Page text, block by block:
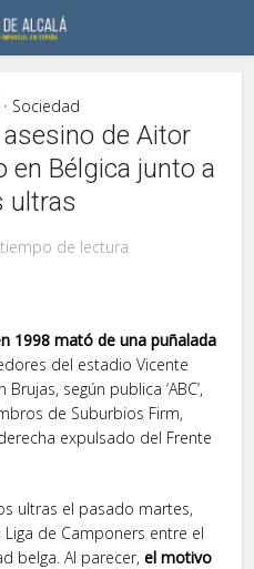
• Sociedad
de Aitor
en Bélgica junto a
ultras
de lectura
1998 mató de una puñalada
del estadio Vicente
según publica ‘ABC’,
de Suburbios Firm,
expulsado del Frente
ultras el pasado martes,
de Camponers entre el
belga. Al parecer,el motivo